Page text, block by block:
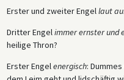
Erster und zweiter Engellaut
Dritter Engelimmer ernster und
heilige Thron?
Erster Engelenergisch: